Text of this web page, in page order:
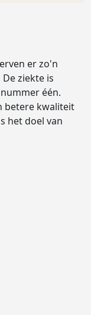
er zo'n
ziekte is
één.
betere kwaliteit
het doel van